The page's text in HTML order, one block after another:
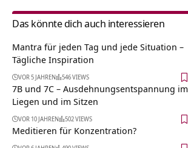
Das könnte dich auch interessieren
Mantra für jeden Tag und jede Situation –
Tägliche Inspiration
VOR 5 JAHREN 546 VIEWS
7B und 7C – Ausdehnungsentspannung im
Liegen und im Sitzen
VOR 10 JAHREN 502 VIEWS
Meditieren für Konzentration?